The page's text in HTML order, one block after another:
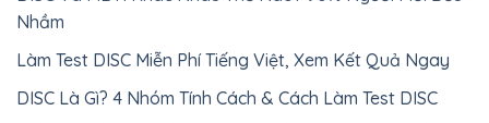
Nhầm
Làm Test DISC Miễn Phí Tiếng Việt, Xem Kết Quả Ngay
DISC Là Gì? 4 Nhóm Tính Cách & Cách Làm Test DISC